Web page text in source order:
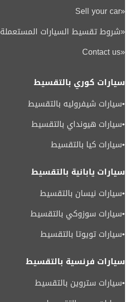
«
Sell your car
«شروط تقسيط السيارات المستعملة
«
Contact us
سيارات كوري بالتقسيط
•سيارات شيفروليه بالتقسيط
•سيارات هيونداي بالتقسيط
•سيارات كيا بالتقسيط
سيارات يابانية بالتقسيط
•سيارات نيسان بالتقسيط
•سيارات سوزوكي بالتقسيط
•سيارات تويوتا بالتقسيط
سيارات فرنسية بالتقسيط
•سيارات ستروين بالتقسيط